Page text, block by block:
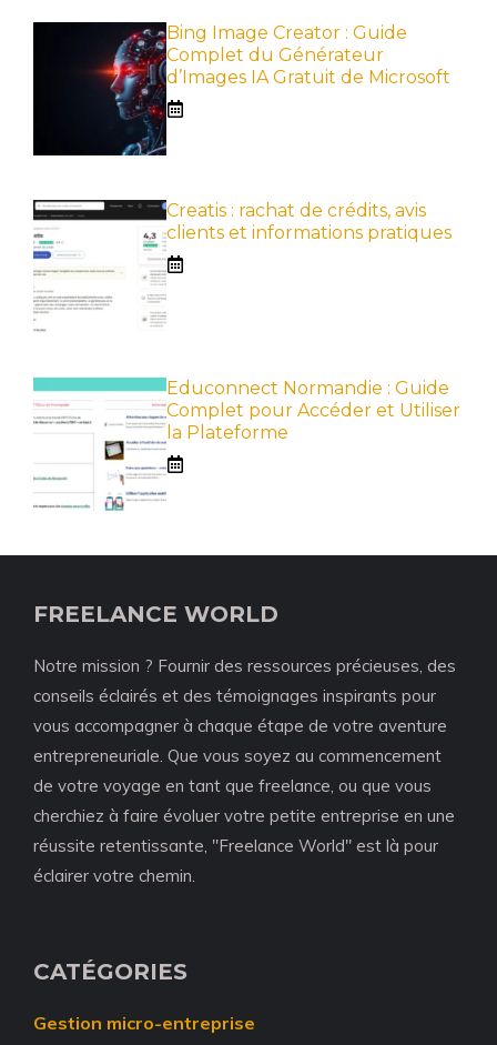
Bing Image Creator : Guide
Complet du Générateur
d’Images IA Gratuit de Microsoft
Creatis : rachat de crédits, avis
clients et informations pratiques
Educonnect Normandie : Guide
Complet pour Accéder et Utiliser
la Plateforme
FREELANCE WORLD
Notre mission ? Fournir des ressources précieuses, des
conseils éclairés et des témoignages inspirants pour
vous accompagner à chaque étape de votre aventure
entrepreneuriale. Que vous soyez au commencement
de votre voyage en tant que freelance, ou que vous
cherchiez à faire évoluer votre petite entreprise en une
réussite retentissante, "Freelance World" est là pour
éclairer votre chemin.
CATÉGORIES
Gestion micro-entreprise